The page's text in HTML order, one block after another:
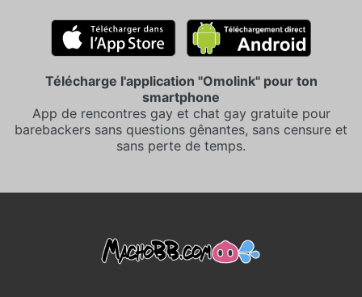
Télécharge l'application "Omolink" pour ton
smartphone
App de rencontres gay et chat gay gratuite pour
barebackers sans questions gênantes, sans censure et
sans perte de temps.